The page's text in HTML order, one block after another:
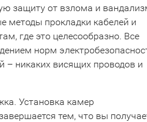
защиту от взлома и
методы прокладки кабелей и
где это целесообразно. Все
норм
– никаких висящих проводов и
Установка камер
тем, что вы